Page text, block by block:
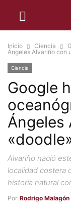
Inicio Ciencia
Ángeles Alvariño con
Ciencia
Google
Ángeles
Alvariño nació
localidad costera
historia natural
Por Rodrigo Malagón